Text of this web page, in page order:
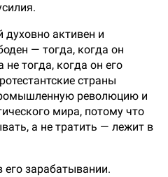
духовно активен и
— тогда, когда он
не тогда, когда он его
страны
революцию и
мира, потому что
а не тратить — лежит в
его зарабатывании.